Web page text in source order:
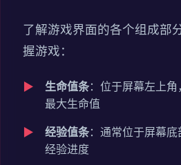
了解游戏界面的各个组成部
握游戏：
生命值条：位于屏幕左上
最大生命值
经验值条：通常位于屏幕
经验进度